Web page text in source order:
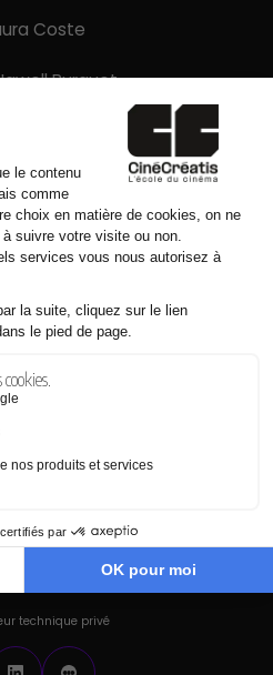
Coste
Burguet
Mathen
Burguet
: Malo Taulelle
CinéCréatis !
sont à découvrir sur notre
YouTube
technique privé